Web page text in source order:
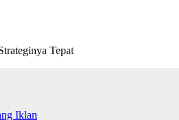
Iklan